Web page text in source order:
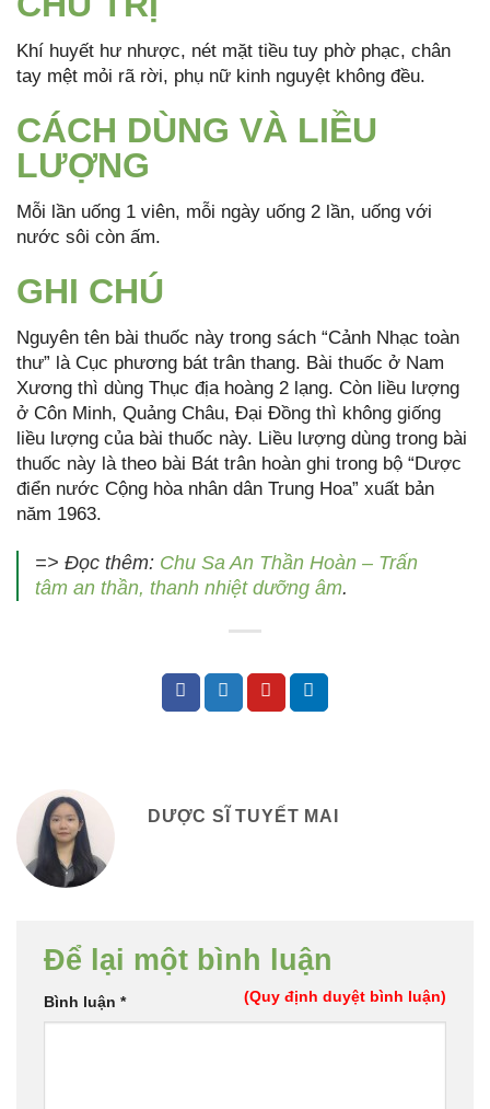
Khí huyết hư nhược, nét mặt tiều tuy phờ phạc, chân
tay mệt mỏi rã rời, phụ nữ kinh nguyệt không đều.
CÁCH DÙNG VÀ LIỀU
LƯỢNG
Mỗi lần uống 1 viên, mỗi ngày uống 2 lần, uống với
nước sôi còn ấm.
GHI CHÚ
Nguyên tên bài thuốc này trong sách “Cảnh Nhạc toàn
thư” là Cục phương bát trân thang. Bài thuốc ở Nam
Xương thì dùng Thục địa hoàng 2 lạng. Còn liều lượng
ở Côn Minh, Quảng Châu, Đại Đồng thì không giống
liều lượng của bài thuốc này. Liều lượng dùng trong bài
thuốc này là theo bài Bát trân hoàn ghi trong bộ “Dược
điển nước Cộng hòa nhân dân Trung Hoa” xuất bản
năm 1963.
=> Đọc thêm: Chu Sa An Thần Hoàn – Trấn
tâm an thần, thanh nhiệt dưỡng âm.
DƯỢC SĨ TUYẾT MAI
Để lại một bình luận
(Quy định duyệt bình luận)
Bình luận *